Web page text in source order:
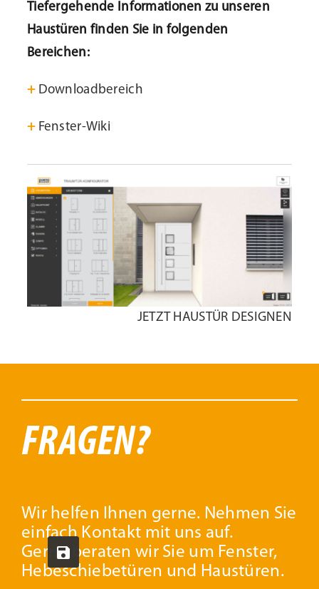
Tiefergehende Informationen zu unseren
Haustüren finden Sie in folgenden
Bereichen:
+Downloadbereich
+Fenster-Wiki
JETZT HAUSTÜR DESIGNEN
FRAGEN?
Wir helfen Ihnen gerne. Nehmen Sie
einfach Kontakt mit uns auf.
Gerne beraten wir Sie um Fenster,
Hebeschiebetüren und Haustüren.